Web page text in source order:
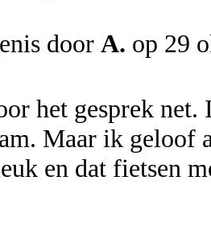
door A. op 29
het gesprek
Maar ik geloof
en dat fietsen